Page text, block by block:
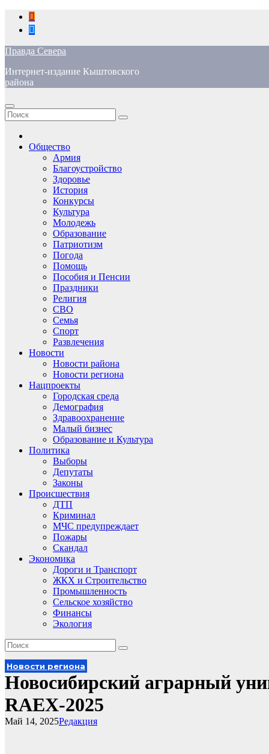
Перейти
содержимому
Правда Севера
Интернет-издание Кыштовского
района
Общество
Армия
Благоустройство
Здоровье
История
Конкурсы
Культура
Молодежь
Образование
Патриотизм
Погода
Помощь
Пособия и Пенсии
Праздники
Религия
СВО
Семья
Спорт
Развлечения
Новости
Новости района
Новости региона
Нацпроекты
Городская среда
Демография
Здравоохранение
Малый бизнес
Образование и Культура
Политика
Выборы
Депутаты
Законы
Происшествия
ДТП
Криминал
МЧС предупреждает
Пожары
Скандал
Экономика
Дороги и Транспорт
ЖКХ и Строительство
Промышленность
Сельское хозяйство
Финансы
Экология
Новости региона
Новосибирский аграрный
RAEX-2025
Редакция
Май 14, 2025